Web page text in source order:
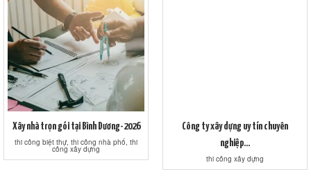
Xây nhà trọn gói tại Bình Dương-2026
thi công biệt thự, thi công nhà phố, thi
công xây dựng
Công ty xây dựng uy tín chuyên
nghiệp...
thi công xây dựng